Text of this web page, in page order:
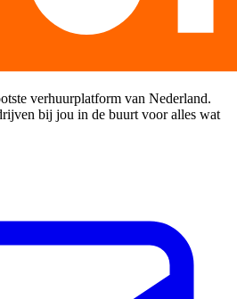
verhuurplatform van Nederland.
bij jou in de buurt voor alles wat